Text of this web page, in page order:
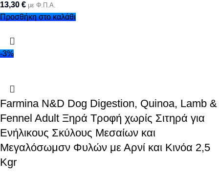
13,30 € με Φ.Π.Α.
Προσθήκη στο καλάθι
-3%
Farmina N&D Dog Digestion, Quinoa, Lamb &
Fennel Adult Ξηρά Τροφή χωρίς Σιτηρά για
Ενήλικους Σκύλους Μεσαίων και
Μεγαλόσωμσν Φυλών με Αρνί και Κινόα 2,5
Kgr